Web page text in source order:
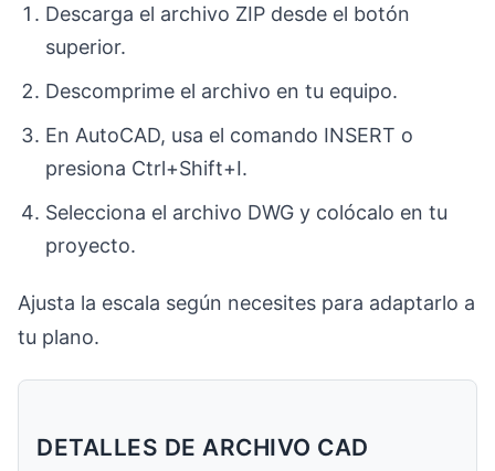
Descarga el archivo ZIP desde el botón
superior.
Descomprime el archivo en tu equipo.
En AutoCAD, usa el comando INSERT o
presiona Ctrl+Shift+I.
Selecciona el archivo DWG y colócalo en tu
proyecto.
Ajusta la escala según necesites para adaptarlo a
tu plano.
DETALLES DE ARCHIVO CAD